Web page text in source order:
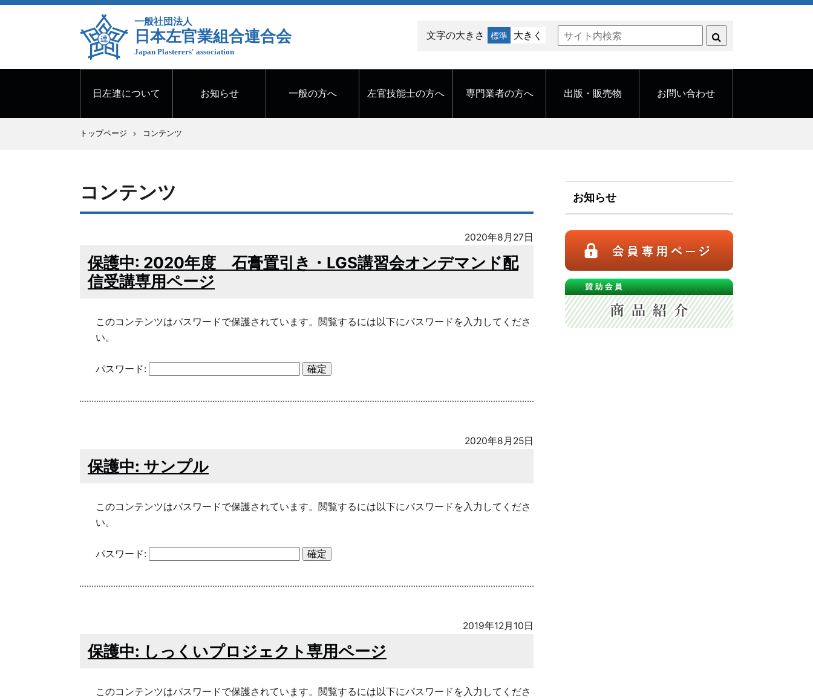
一般社団法人
日本左官業組合連合会
Japan Plasterers' association
文字の大きさ 標準 大きく
日左連について お知らせ 一般の方へ 左官技能士の方へ 専門業者の方へ 出版・販売物 お問い合わせ
トップページ コンテンツ
コンテンツ
2020年8月27日
保護中: 2020年度 石膏置引き・LGS講習会オンデマンド配
信受講専用ページ
このコンテンツはパスワードで保護されています。閲覧するには以下にパスワードを入力してくださ
い。
パスワード:
2020年8月25日
保護中: サンプル
このコンテンツはパスワードで保護されています。閲覧するには以下にパスワードを入力してくださ
い。
パスワード:
2019年12月10日
保護中: しっくいプロジェクト専用ページ
このコンテンツはパスワードで保護されています。閲覧するには以下にパスワードを入力してくださ
お知らせ